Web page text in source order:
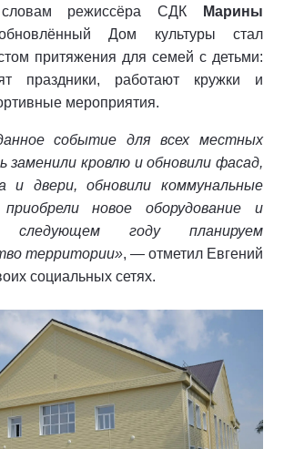
режиссёра СДК
Марины
Дом культуры стал
притяжения для семей с детьми:
праздники, работают кружки и
мероприятия.
событие для всех местных
заменили кровлю и обновили фасад,
и двери, обновили коммунальные
новое оборудование и
году планируем
территории», — отметил Евгений
социальных сетях.